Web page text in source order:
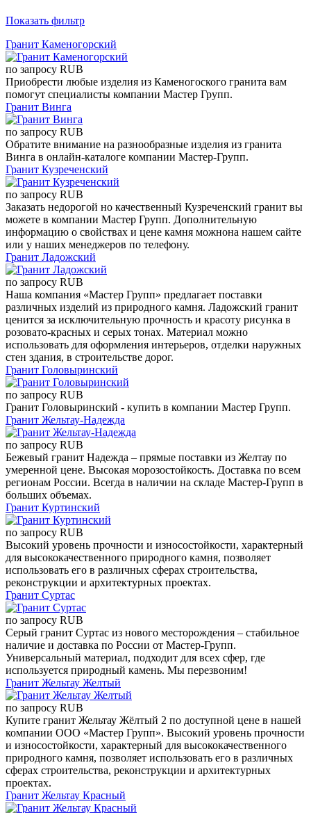
Показать фильтр
Гранит Каменогорский
по запросу RUB
Приобрести любые изделия из Каменогоского гранита вам
помогут специалисты компании Мастер Групп.
Гранит Винга
по запросу RUB
Обратите внимание на разнообразные изделия из гранита
Винга в онлайн-каталоге компании Мастер-Групп.
Гранит Кузреченский
по запросу RUB
Заказать недорогой но качественный Кузреченский гранит вы
можете в компании Мастер Групп. Дополнительную
информацию о свойствах и цене камня можнона нашем сайте
или у наших менеджеров по телефону.
Гранит Ладожский
по запросу RUB
Наша компания «Мастер Групп» предлагает поставки
различных изделий из природного камня. Ладожский гранит
ценится за исключительную прочность и красоту рисунка в
розовато-красных и серых тонах. Материал можно
использовать для оформления интерьеров, отделки наружных
стен здания, в строительстве дорог.
Гранит Головыринский
по запросу RUB
Гранит Головыринский - купить в компании Мастер Групп.
Гранит Жельтау-Надежда
по запросу RUB
Бежевый гранит Надежда – прямые поставки из Желтау по
умеренной цене. Высокая морозостойкость. Доставка по всем
регионам России. Всегда в наличии на складе Мастер-Групп в
больших объемах.
Гранит Куртинский
по запросу RUB
Высокий уровень прочности и износостойкости, характерный
для высококачественного природного камня, позволяет
использовать его в различных сферах строительства,
реконструкции и архитектурных проектах.
Гранит Суртас
по запросу RUB
Серый гранит Суртас из нового месторождения – стабильное
наличие и доставка по России от Мастер-Групп.
Универсальный материал, подходит для всех сфер, где
используется природный камень. Мы перезвоним!
Гранит Жельтау Желтый
по запросу RUB
Купите гранит Жельтау Жёлтый 2 по доступной цене в нашей
компании ООО «Мастер Групп». Высокий уровень прочности
и износостойкости, характерный для высококачественного
природного камня, позволяет использовать его в различных
сферах строительства, реконструкции и архитектурных
проектах.
Гранит Жельтау Красный